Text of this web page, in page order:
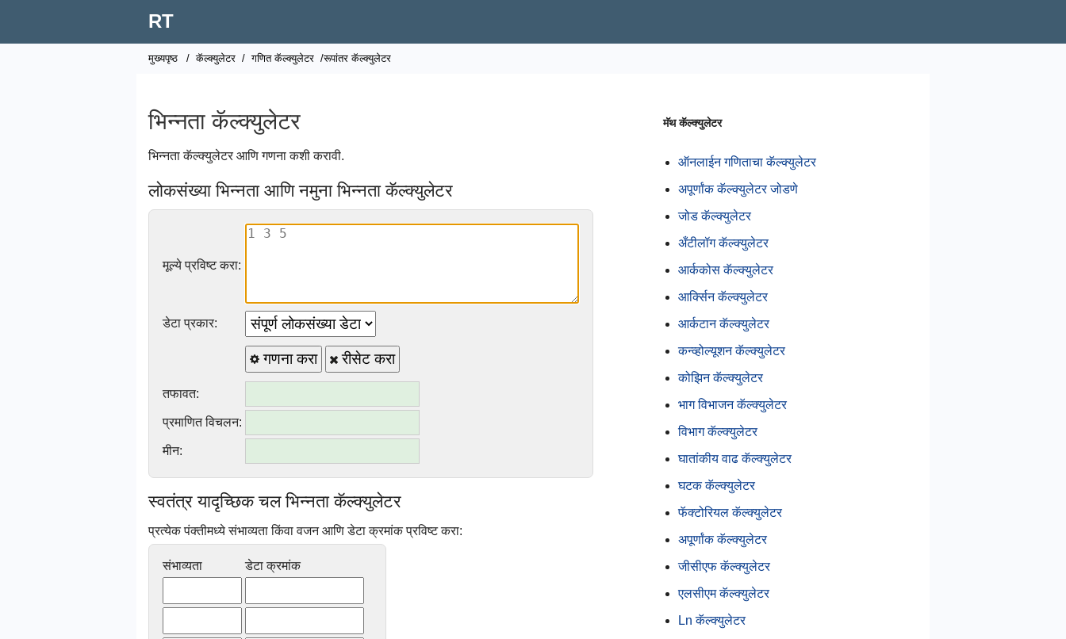
RT
मुख्यपृष्ठ / कॅल्क्युलेटर / गणित कॅल्क्युलेटर /रूपांतर कॅल्क्युलेटर
भिन्नता कॅल्क्युलेटर
भिन्नता कॅल्क्युलेटर आणि गणना कशी करावी.
लोकसंख्या भिन्नता आणि नमुना भिन्नता कॅल्क्युलेटर
मूल्ये प्रविष्ट करा:
डेटा प्रकार:
गणना करा रीसेट करा
तफावत:
प्रमाणित विचलन:
मीन:
स्वतंत्र यादृच्छिक चल भिन्नता कॅल्क्युलेटर
प्रत्येक पंक्तीमध्ये संभाव्यता किंवा वजन आणि डेटा क्रमांक प्रविष्ट करा:
संभाव्यता डेटा क्रमांक
मॅथ कॅल्क्युलेटर
ऑनलाईन गणिताचा कॅल्क्युलेटर
अपूर्णांक कॅल्क्युलेटर जोडणे
जोड कॅल्क्युलेटर
अँटीलॉग कॅल्क्युलेटर
आर्ककोस कॅल्क्युलेटर
आर्क्सिन कॅल्क्युलेटर
आर्कटान कॅल्क्युलेटर
कन्व्होल्यूशन कॅल्क्युलेटर
कोझिन कॅल्क्युलेटर
भाग विभाजन कॅल्क्युलेटर
विभाग कॅल्क्युलेटर
घातांकीय वाढ कॅल्क्युलेटर
घटक कॅल्क्युलेटर
फॅक्टोरियल कॅल्क्युलेटर
अपूर्णांक कॅल्क्युलेटर
जीसीएफ कॅल्क्युलेटर
एलसीएम कॅल्क्युलेटर
Ln कॅल्क्युलेटर